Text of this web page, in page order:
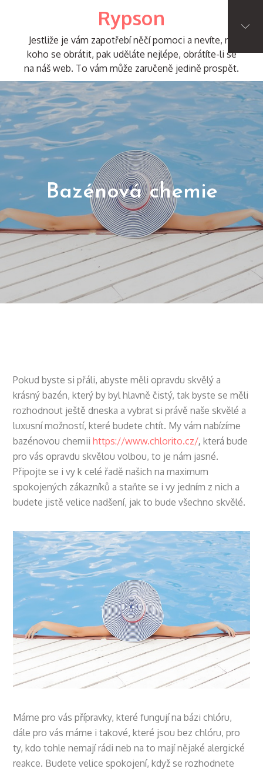
content
Rypson
Jestliže je vám zapotřebí něčí pomoci a nevíte, na
koho se obrátit, pak uděláte nejlépe, obrátíte-li se
na náš web. To vám může zaručeně jedině prospět.
Bazénová chemie
Pokud byste si přáli, abyste měli opravdu skvělý a
krásný bazén, který by byl hlavně čistý, tak byste se měli
rozhodnout ještě dneska a vybrat si právě naše skvělé a
luxusní možností, které budete chtít. My vám nabízíme
bazénovou chemiihttps://www.chlorito.cz/, která bude
pro vás opravdu skvělou volbou, to je nám jasné.
Připojte se i vy k celé řadě našich na maximum
spokojených zákazníků a staňte se i vy jedním z nich a
budete jistě velice nadšení, jak to bude všechno skvělé.
Máme pro vás přípravky, které fungují na bázi chlóru,
dále pro vás máme i takové, které jsou bez chlóru, pro
ty, kdo tohle nemají rádi neb na to mají nějaké alergické
reakce. Budete velice spokojení, když se rozhodnete